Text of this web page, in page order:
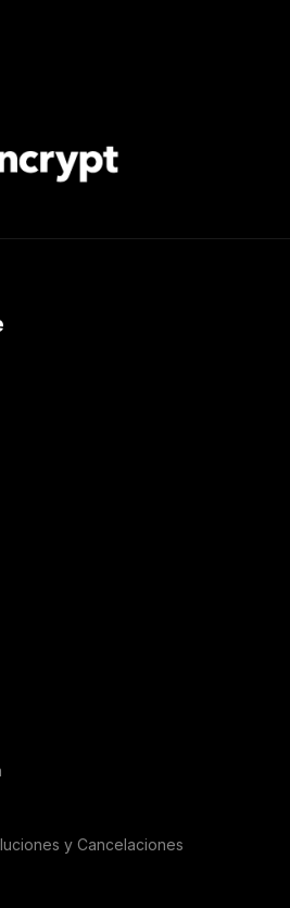
y Cancelaciones